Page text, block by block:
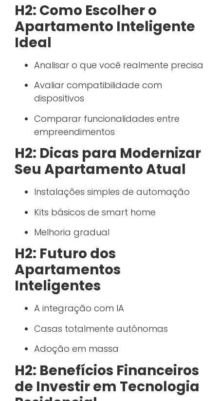
H2: Como Escolher o
Apartamento Inteligente
Ideal
Analisar o que você realmente precisa
Avaliar compatibilidade com
dispositivos
Comparar funcionalidades entre
empreendimentos
H2: Dicas para Modernizar
Seu Apartamento Atual
Instalações simples de automação
Kits básicos de smart home
Melhoria gradual
H2: Futuro dos
Apartamentos
Inteligentes
A integração com IA
Casas totalmente autônomas
Adoção em massa
H2: Benefícios Financeiros
de Investir em Tecnologia